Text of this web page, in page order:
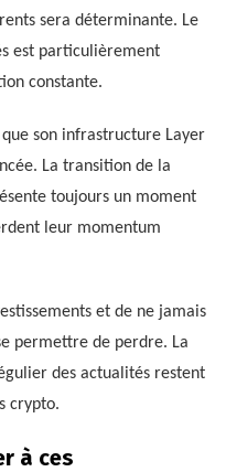
sera déterminante. Le
est particulièrement
constante.
son infrastructure Layer
La transition de la
toujours un moment
leur momentum
et de ne jamais
permettre de perdre. La
des actualités restent
crypto.
à ces